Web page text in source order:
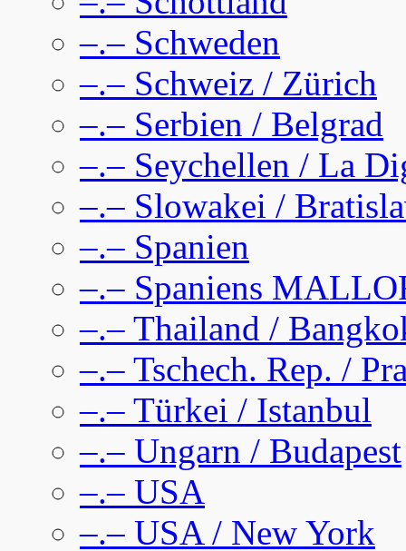
–.– Schweden
–.– Schweiz / Zürich
–.– Serbien / Belgrad
–.– Seychellen / La
–.– Slowakei /
–.– Spanien
–.– Spaniens
–.– Thailand /
–.– Tschech. Rep. /
–.– Türkei / Istanbul
–.– Ungarn / Budapest
–.– USA
–.– USA / New York